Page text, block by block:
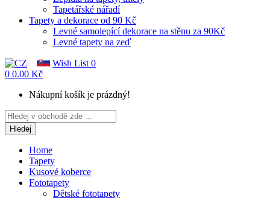
Tapetářské nářadí
Tapety a dekorace od 90 Kč
Levné samolepící dekorace na stěnu za 90Kč
Levné tapety na zeď
Wish List 0
0 0.00 Kč
Nákupní košík je prázdný!
Hledej
Home
Tapety
Kusové koberce
Fototapety
Dětské fototapety